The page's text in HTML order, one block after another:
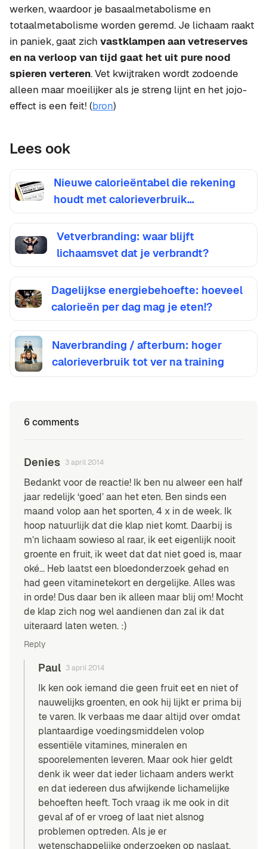
werken, waardoor je basaalmetabolisme en
totaalmetabolisme worden geremd. Je lichaam raakt
in paniek, gaat zich vastklampen aan vetreserves
en na verloop van tijd gaat het uit pure nood
spieren verteren. Vet kwijtraken wordt zodoende
alleen maar moeilijker als je streng lijnt en het jojo-
effect is een feit! (bron)
Lees ook
Nieuwe calorieëntabel die rekening
houdt met calorieverbruik…
Vetverbranding: waar blijft
lichaamsvet dat je verbrandt?
Dagelijkse energiebehoefte: hoeveel
calorieën per dag mag je eten!?
Naverbranding / afterburn: hoger
calorieverbruik tot ver na training
6 comments
Denies 3 april 2014
Bedankt voor de reactie! Ik ben nu alweer een half
jaar redelijk ‘goed’ aan het eten. Ben sinds een
maand volop aan het sporten, 4 x in de week. Ik
hoop natuurlijk dat die klap niet komt. Daarbij is
m’n lichaam sowieso al raar, ik eet eigenlijk nooit
groente en fruit, ik weet dat dat niet goed is, maar
oké… Heb laatst een bloedonderzoek gehad en
had geen vitaminetekort en dergelijke. Alles was
in orde! Dus daar ben ik alleen maar blij om! Mocht
de klap zich nog wel aandienen dan zal ik dat
uiteraard laten weten. :)
Reply
Paul 3 april 2014
Ik ken ook iemand die geen fruit eet en niet of
nauwelijks groenten, en ook hij lijkt er prima bij
te varen. Ik verbaas me daar altijd over omdat
plantaardige voedingsmiddelen volop
essentiële vitamines, mineralen en
spoorelementen leveren. Maar ook hier geldt
denk ik weer dat ieder lichaam anders werkt
en dat iedereen dus afwijkende lichamelijke
behoeften heeft. Toch vraag ik me ook in dit
geval af of er vroeg of laat niet alsnog
problemen optreden. Als je er
wetenschappelijke onderzoeken op naslaat,